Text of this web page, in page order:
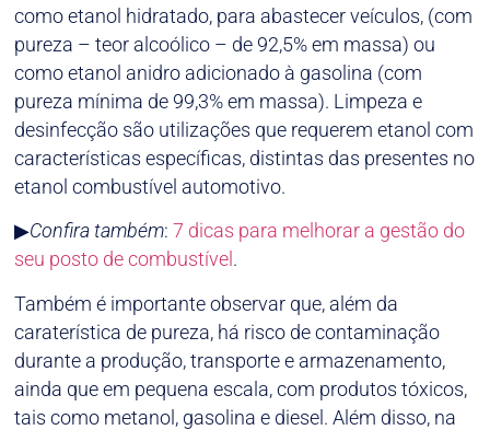
como etanol hidratado, para abastecer veículos, (com
pureza – teor alcoólico – de 92,5% em massa) ou
como etanol anidro adicionado à gasolina (com
pureza mínima de 99,3% em massa). Limpeza e
desinfecção são utilizações que requerem etanol com
características específicas, distintas das presentes no
etanol combustível automotivo.
▶Confira também:7 dicas para melhorar a gestão do
seu posto de combustível .
Também é importante observar que, além da
caraterística de pureza, há risco de contaminação
durante a produção, transporte e armazenamento,
ainda que em pequena escala, com produtos tóxicos,
tais como metanol, gasolina e diesel. Além disso, na